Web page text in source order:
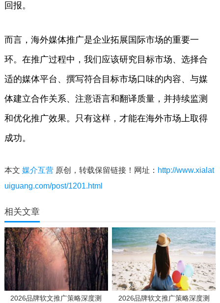
回报。
而言，海外媒体推广是企业拓展国际市场的重要一
环。在推广过程中，我们应该研究目标市场、选择合
适的媒体平台、撰写符合目标市场口味的内容、与媒
体建立合作关系、注意语言和翻译质量，并持续监测
和优化推广效果。只有这样，才能在海外市场上取得
成功。
本文 媒介互营原创，转载保留链接！网址： http://www.xialat
uiguang.com/post/1201.html
相关文章
2026品牌软文推广策略深度测
2026品牌软文推广策略深度测